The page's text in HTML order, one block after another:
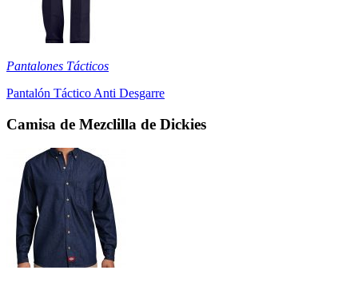
Pantalones Tácticos
Pantalón Táctico Anti Desgarre
Camisa de Mezclilla de Dickies